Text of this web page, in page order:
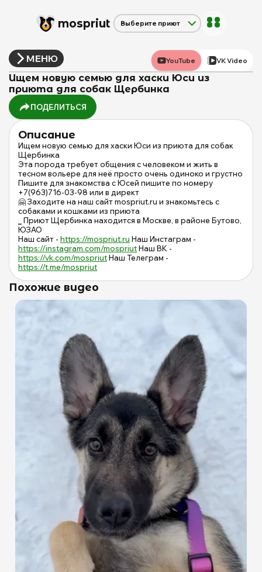
mospriut Выберите приют
Щербинка
Дубовая Роща
МЕНЮ YouTube VK Video
Ищем новую семью для хаски Юси из
приюта для собак Щербинка
ПОДЕЛИТЬСЯ
Описание
Ищем новую семью для хаски Юси из приюта для собак
Щербинка
Эта порода требует общения с человеком и жить в
тесном вольере для неё просто очень одиноко и грустно
Пишите для знакомства с Юсей пишите по номеру
+7(963)716-03-98 или в директ
🤗 Заходите на наш сайт mospriut.ru и знакомьтесь с
собаками и кошками из приюта
Приют Щербинка находится в Москве, в районе Бутово,
ЮЗАО
Наш сайт - https://mospriut.ru Наш Инстаграм -
https://instagram.com/mospriutНаш ВК -
https://vk.com/mospriutНаш Телеграм -
https://t.me/mospriut
Похожие видео